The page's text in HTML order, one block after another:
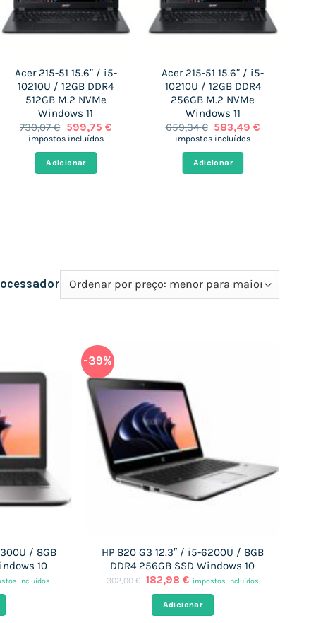
Acer 215-51 15.6″ / i5-
10210U / 12GB DDR4
512GB M.2 NVMe
Windows 11
730,07€ O
preço
era:
730,07 €.
599,75 €O
impostos incluídos
Adicionar
Acer 215-51 15.6″ / i5-
10210U / 12GB DDR4
256GB M.2 NVMe
Windows 11
659,34€ O
preço
era:
659,34 €.
583,49€
impostos incluídos
Adicionar
/ 8GB
10
incluídos
-39%
HP 820 G3 12.3″ / i5-6200U / 8GB
DDR4 256GB SSD Windows 10
302,00€ O
original
era:
182,98€ O
preço
atual
é:
impostos incluídos
Adicionar